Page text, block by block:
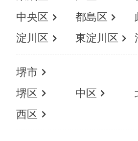
中央区
都島区
淀川区
東淀川区
堺市
堺区
中区
西区